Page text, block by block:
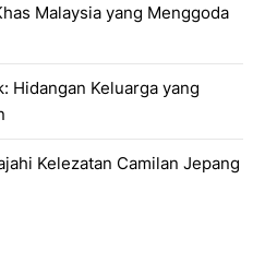
Malaysia yang Menggoda
Hidangan Keluarga yang
Kelezatan Camilan Jepang